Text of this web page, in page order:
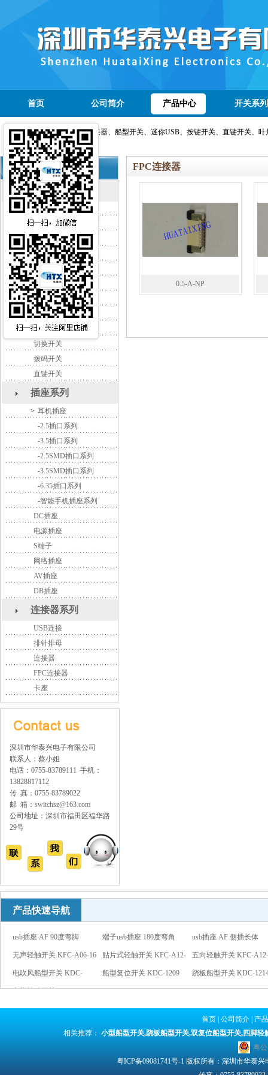
首页 公司简介 产品中心 开关系列
热门产品：开关、插座、连接器、船型开关、迷你USB、按键开关、直键开关、
华泰兴产品分类
开关系列
轻触开关
按键开关
叶片开关
微动开关
> 拨动开关
-
SK系列
-MSK/MSS系列
船型开关
电源开关
切换开关
拨码开关
直键开关
插座系列
> 耳机插座
-2.5插口系列
-3.5插口系列
-2.5SMD插口系列
-3.5SMD插口系列
-6.35插口系列
-智能手机插座系列
DC插座
电源插座
S端子
网络插座
AV插座
DB插座
连接器系列
USB连接
排针排母
连接器
FPC连接器
卡座
深圳市华泰兴电子有限公司
联系人：蔡小姐
电话：0755-83789111 手机：
13828817112
传 真：0755-83789022
邮 箱： switchsz@163.com
公司地址：深圳市福田区福华路
29号
FPC连接器
0.5-A-NP
产品快速导航
usb插座 AF 90度弯脚 端子usb插座 180度弯角
13.7
usb插座 AF 侧插长体
无声轻触开关 KFC-A06-16 贴片式轻触开关 KFC-A12-
01
五向轻触开关 KFC-
电吹风船型开关 KDC-
1207
船型复位开关 KDC-1209
红灯
跷板船型开关 KDC-
红灯
六脚拨动开关 SS-13F04 Micro USB 5PIN
首页 公司简介|
产
相关推荐： 小型船型开关,跷板船型开关,双复位船型开关,四脚轻
粤公
粤ICP备09081741号-1 版权所有：深圳市华泰兴